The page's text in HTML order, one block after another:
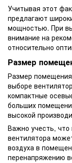
Учитывая этот
предлагают
мощностью. При
внимание на
относительно
Размер
Размер
выборе
компактные
больших
высокой
Важно учесть,
вентилятора
воздуха в
перенапряжению